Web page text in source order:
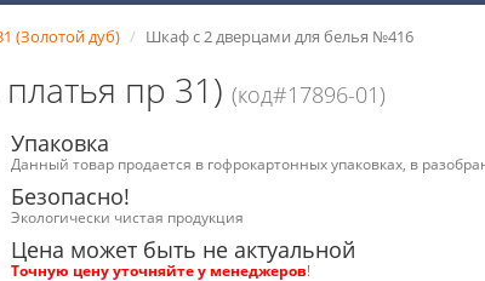
(Золотой дуб) Шкаф с 2 дверцами для белья №416
пр 31) (код#17896-01)
Упаковка
Данный товар продается в гофрокартонных упаковках, в
Безопасно!
Экологически чистая продукция
Цена может быть не актуальной
Точную цену уточняйте у менеджеров!